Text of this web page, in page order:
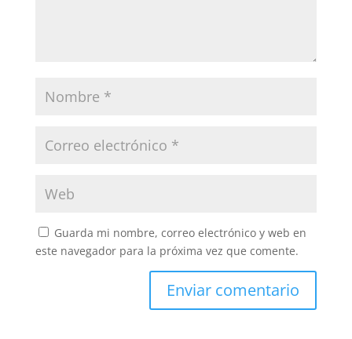
Guarda mi nombre, correo electrónico y web en
este navegador para la próxima vez que comente.